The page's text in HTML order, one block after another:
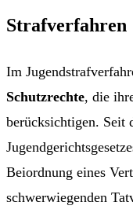
Strafverfahren
Im
Schutzrechte, die
berücksichtigen. Seit
Beiordnung eines
schwerwiegenden